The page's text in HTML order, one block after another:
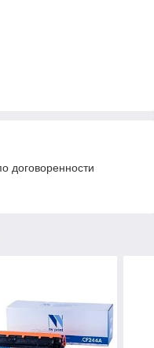
договоренности